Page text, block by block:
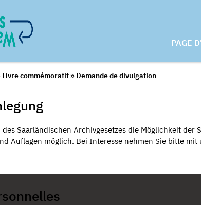
PAGE
Livre commémoratif » Demande de divulgation
des Saarländischen Archivgesetzes die Möglichkeit
Auflagen möglich. Bei Interesse nehmen Sie bitte mit